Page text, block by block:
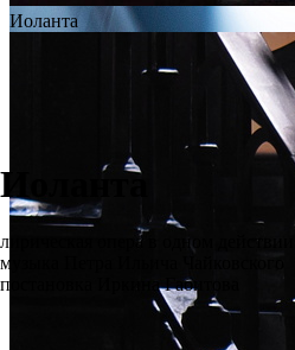
Иоланта
Иоланта
лирическая опера в одном действии
музыка Петра Ильича Чайковского
постановка Иркина Габитова